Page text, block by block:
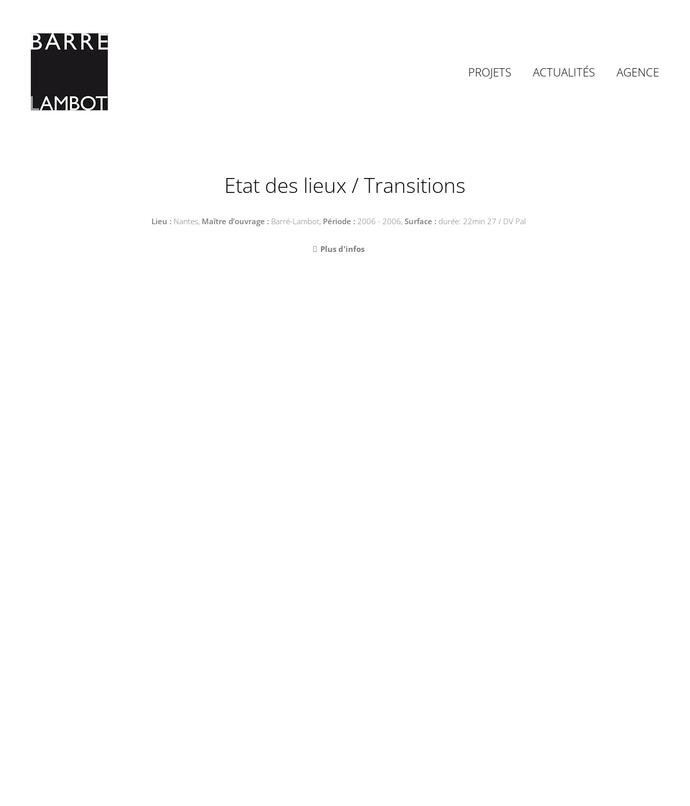
PROJETS ACTUALITÉS AGENCE
Etat des lieux / Transitions
Lieu : Nantes, Maître d’ouvrage : Barré-Lambot, Période : 2006 - 2006, Surface : durée: 22min 27 / DV Pal
Plus d'infos